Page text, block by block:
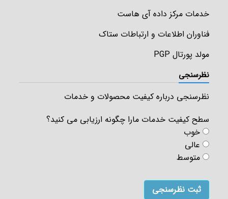
خدمات مرکز داده آی هاست
فناوران اطلاعات و ارتباطات ستاک
مولد پورتال PGP
نظرسنجی
نظرسنجی درباره کیفیت محصولات و خدمات
سطح کیفیت خدمات مارا چگونه ارزیابی می کنید؟
خوب
عالی
متوسط